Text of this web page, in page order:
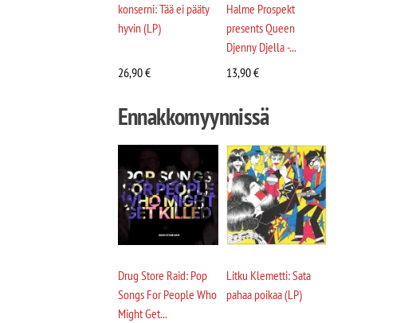
konserni: Tää ei pääty
hyvin (LP)
26,90€
Halme Prospekt
presents Queen
Djenny Djella -...
13,90€
Ennakkomyynnissä
Drug Store Raid: Pop
Songs For People Who
Might Get...
Litku Klemetti: Sata
pahaa poikaa (LP)